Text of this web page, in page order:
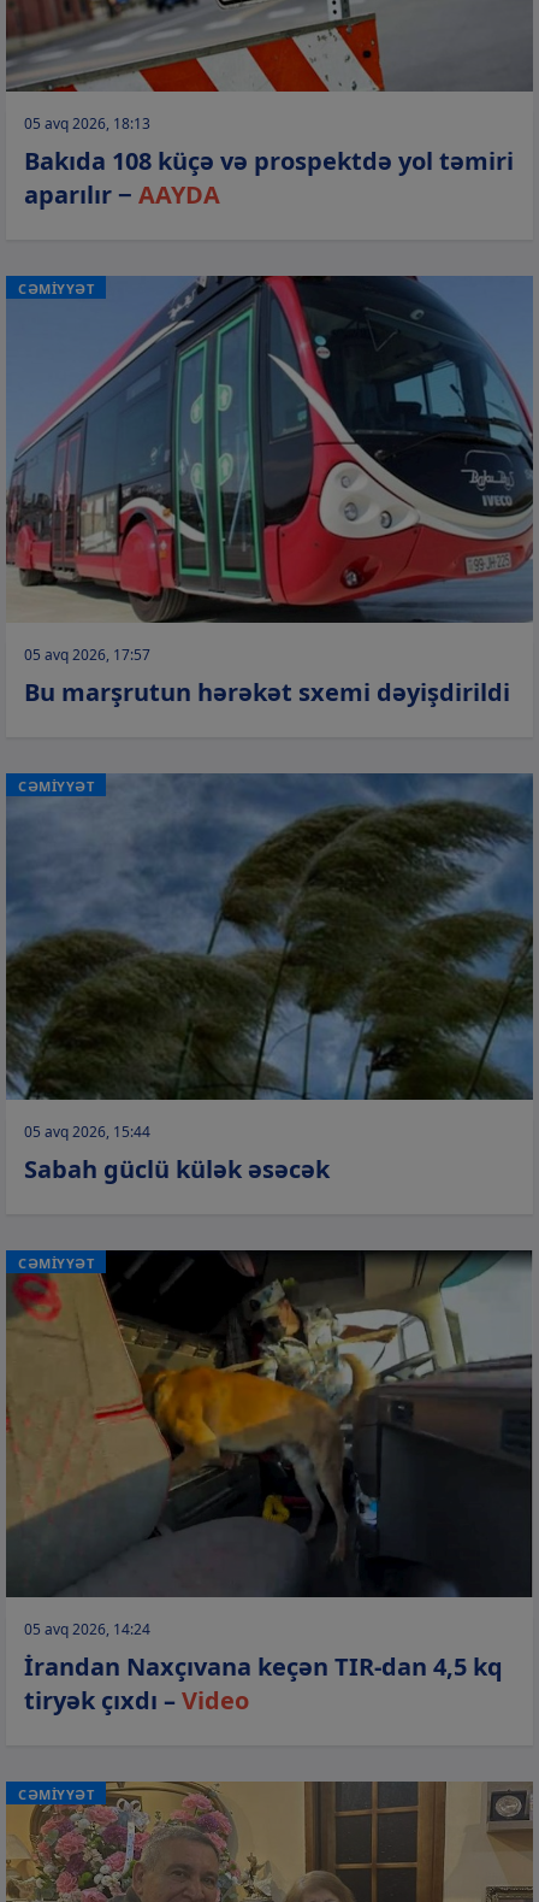
05 avq 2026, 18:13
Bakıda 108 küçə və prospektdə yol təmiri
aparılır − AAYDA
CƏMİYYƏT
05 avq 2026, 17:57
Bu marşrutun hərəkət sxemi dəyişdirildi
CƏMİYYƏT
05 avq 2026, 15:44
Sabah güclü külək əsəcək
CƏMİYYƏT
05 avq 2026, 14:24
İrandan Naxçıvana keçən TIR-dan 4,5 kq
tiryək çıxdı –Video
CƏMİYYƏT